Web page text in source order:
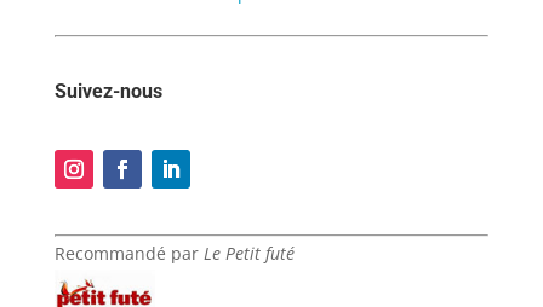
Suivez-nous
Recommandé par Le Petit futé